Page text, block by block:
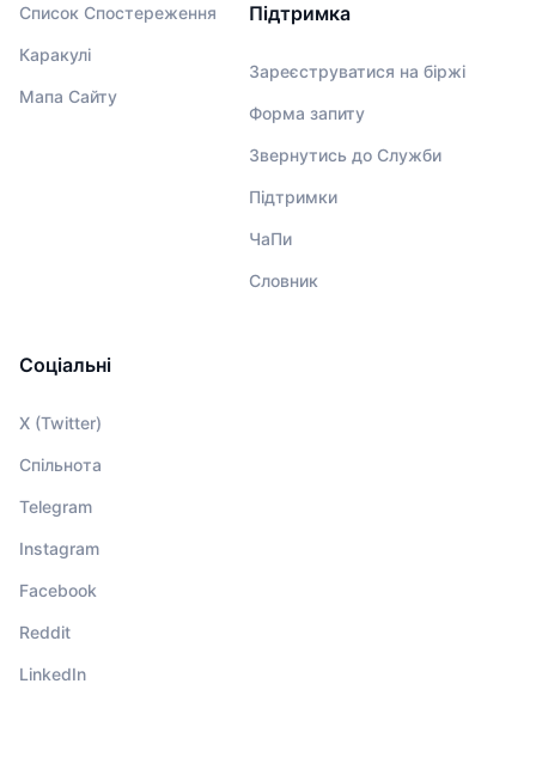
Список Спостереження
Каракулі
Мапа Сайту
Підтримка
Зареєструватися на біржі
Форма запиту
Звернутись до Служби
Підтримки
ЧаПи
Словник
Соціальні
X (Twitter)
Спільнота
Telegram
Instagram
Facebook
Reddit
LinkedIn